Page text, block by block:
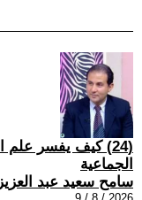
(24) كيف يفسر علم
الجماعية
سامح سعيد عبد العزيز